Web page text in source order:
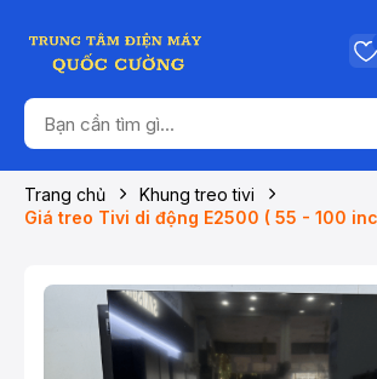
Trang chủ
Khung treo tivi
Giá treo Tivi di động E2500 ( 55 - 100